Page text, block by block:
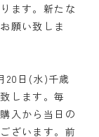
ます。新たな
願い致しま
20日(水)千歳
します。毎
入から当日の
ざいます。前